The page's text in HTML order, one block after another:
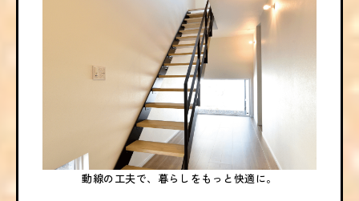
動線の工夫で、暮らしをもっと快適に。